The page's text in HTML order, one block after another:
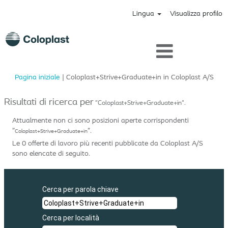
Lingua Visualizza profilo
Pagina iniziale | Coloplast+Strive+Graduate+in in Coloplast A/S
Risultati di ricerca per"Coloplast+Strive+Graduate+in".
Attualmente non ci sono posizioni aperte corrispondenti
"Coloplast+Strive+Graduate+in".
Le 0 offerte di lavoro più recenti pubblicate da Coloplast A/S
sono elencate di seguito.
Cerca per parola chiave
Cerca per località